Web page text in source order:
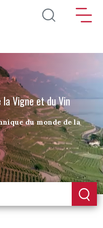
au contenu principal
Vigne et du Vin
du monde de la